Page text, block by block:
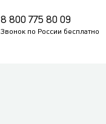
8 800 775 80 09
Звонок по России бесплатно